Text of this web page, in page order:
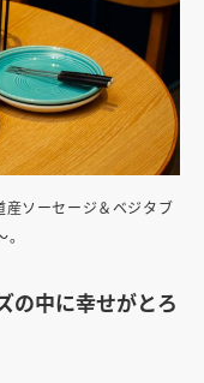
産ソーセージ＆ベジタブ
の中に幸せがとろ